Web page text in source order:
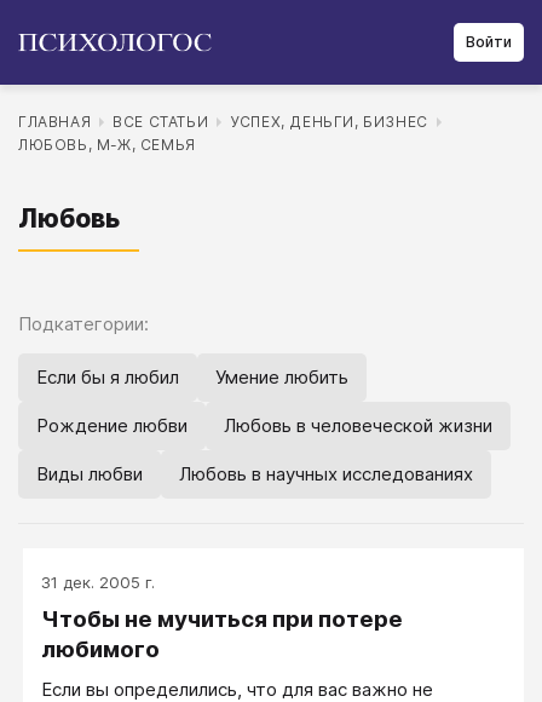
Войти
ГЛАВНАЯ ВСЕ СТАТЬИ
УСПЕХ, ДЕНЬГИ, БИЗНЕС
ЛЮБОВЬ, М-Ж, СЕМЬЯ
Любовь
Подкатегории:
Если бы я любил Умение любить
Рождение любви Любовь в человеческой жизни
Виды любви Любовь в научных исследованиях
31 дек. 2005 г.
Чтобы не мучиться при потере
любимого
Если вы определились, что для вас важно не